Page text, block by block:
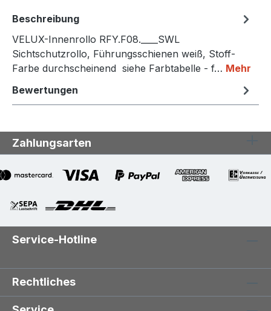
Beschreibung
VELUX-Innenrollo RFY.F08.____SWL
Sichtschutzrollo, Führungsschienen weiß, Stoff-
Farbe durchscheinend siehe Farbtabelle - f… Mehr
Bewertungen
Zahlungsarten
Service-Hotline
Rechtliches